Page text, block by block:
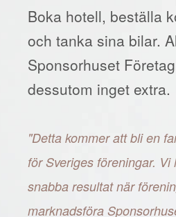
Boka hotell, beställa
och tanka sina bilar.
Sponsorhuset
dessutom inget extra.
"Detta kommer att bli en
för Sveriges föreningar. Vi
snabba resultat när
marknadsföra